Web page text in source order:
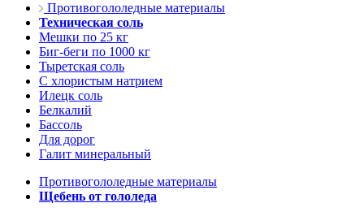
Противогололедные материалы
Техническая соль
Мешки по 25 кг
Биг-беги по 1000 кг
Тыретская соль
С хлористым натрием
Илецк соль
Белкалий
Бассоль
Для дорог
Галит минеральный
Противогололедные материалы
Щебень от гололеда